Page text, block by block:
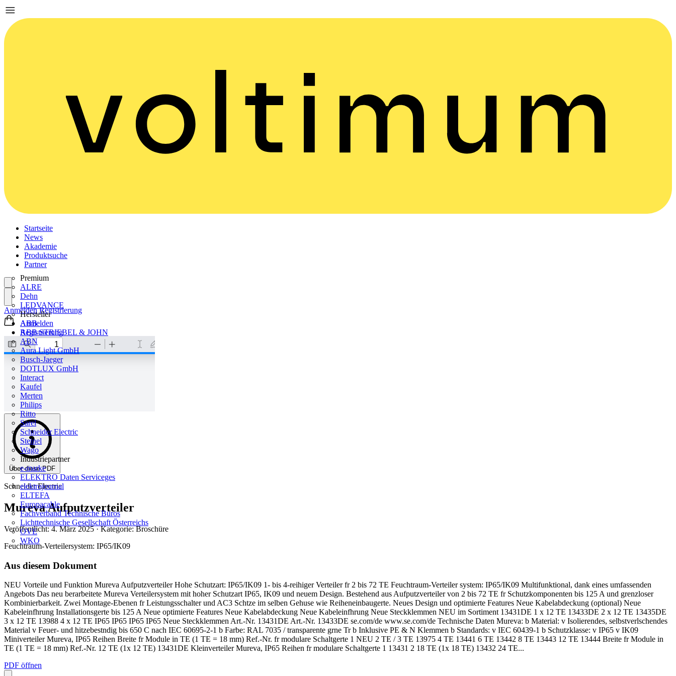
Startseite
News
Akademie
Produktsuche
Partner
Premium
ALRE
Dehn
LEDVANCE
Hersteller
ABB
ABB STRIEBEL & JOHN
ABN
Aura Light GmbH
Busch-Jaeger
DOTLUX GmbH
Interact
Kaufel
Merten
Philips
Ritto
Sarel
Schneider Electric
Steinel
Wago
Industriepartner
e-marke
ELEKTRO Daten Serviceges
elektrojournal
ELTEFA
Europacable
Fachverband Technische Büros
Lichttechnische Gesellschaft Österreichs
OVE
WKO
Anmelden
Registrierung
Anmelden Registrierung
Über diese PDF
Schneider Electric
Mureva Aufputzverteiler
Veröffentlicht: 4. März 2025· Kategorie: Broschüre
Feuchtraum-Verteilersystem: IP65/IK09
Aus diesem Dokument
NEU Vorteile und Funktion Mureva Aufputzverteiler Hohe Schutzart: IP65/IK09 1- bis 4-reihiger Verteiler fr 2 bis 72 TE Feuchtraum-Verteiler system: IP65/IK09 Multifunktional, dank eines umfassenden
Angebots Das neu berarbeitete Mureva Verteilersystem mit hoher Schutzart IP65, IK09 und neuem Design. Bestehend aus Aufputzverteiler von 2 bis 72 TE fr Schutzkomponenten bis 125 A und grenzloser
Kombinierbarkeit. Zwei Montage-Ebenen fr Leistungsschalter und AC3 Schtze im selben Gehuse wie Reiheneinbaugerte. Neues Design und optimierte Features Neue Kabelabdeckung (optional) Neue
Kabeleinfhrung Installationsgerte bis 125 A Neue optimierte Features Neue Kabelabdeckung Neue Kabeleinfhrung Neue Steckklemmen NEU im Sortiment 13431DE 1 x 12 TE 13433DE 2 x 12 TE 13435DE
3 x 12 TE 13988 4 x 12 TE IP65 IP65 IP65 IP65 Neue Steckklemmen Art.-Nr. 13431DE Art.-Nr. 13433DE se.com/de www.se.com/de Technische Daten Mureva: b Material: v Isolierendes, selbstverlschendes
Material v Feuer- und hitzebestndig bis 650 C nach IEC 60695-2-1 b Farbe: RAL 7035 / transparente grne Tr b Inklusive PE & N Klemmen b Standards: v IEC 60439-1 b Schutzklasse: v IP65 v IK09
Miniverteiler Mureva, IP65 Reihen Breite fr Module in TE (1 TE = 18 mm) Ref.-Nr. fr modulare Schaltgerte 1 NEU 2 TE / 3 TE 13975 4 TE 13441 6 TE 13442 8 TE 13443 12 TE 13444 Breite fr Module in
TE (1 TE = 18 mm) Ref.-Nr. 12 TE (1x 12 TE) 13431DE Kleinverteiler Mureva, IP65 Reihen fr modulare Schaltgerte 1 13431 2 18 TE (1x 18 TE) 13432 24 TE...
PDF öffnen